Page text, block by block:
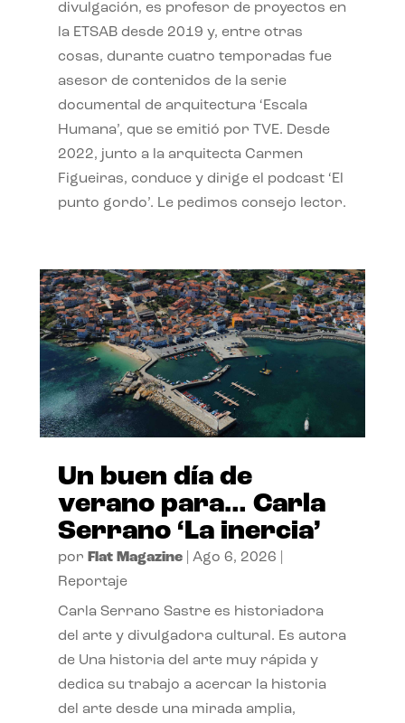
divulgación, es profesor de proyectos en
la ETSAB desde 2019 y, entre otras
cosas, durante cuatro temporadas fue
asesor de contenidos de la serie
documental de arquitectura ‘Escala
Humana’, que se emitió por TVE. Desde
2022, junto a la arquitecta Carmen
Figueiras, conduce y dirige el podcast ‘El
punto gordo’. Le pedimos consejo lector.
Un buen día de
verano para… Carla
Serrano ‘La inercia’
por Flat Magazine| Ago 6, 2026
Reportaje
Carla Serrano Sastre es historiadora
del arte y divulgadora cultural. Es autora
de Una historia del arte muy rápida y
dedica su trabajo a acercar la historia
del arte desde una mirada amplia,